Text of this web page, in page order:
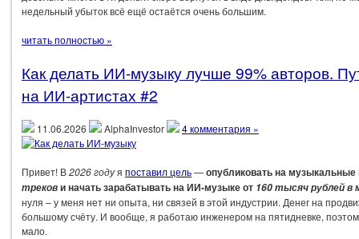
недельный убыток всё ещё остаётся очень большим.
читать полностью »
Как делать ИИ-музыку лучше 99% авторов.
на ИИ-артистах #2
11.06.2026 AlphaInvestor 4 комментария »
Привет! В2026 годуя поставил цель—опубликовать на
трекови начать зарабатывать на ИИ-музыке от 160 тысяч рублей в
нуля – у меня нет ни опыта, ни связей в этой индустрии. Денег на
большому счёту. И вообще, я работаю инженером на пятидневке,
мало.